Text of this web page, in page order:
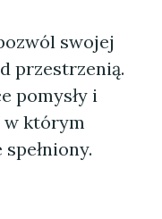
swojej
przestrzenią.
pomysły i
w którym